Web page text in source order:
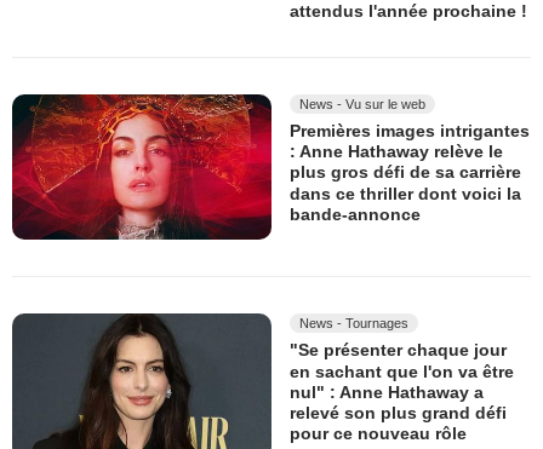
attendus l'année prochaine !
News - Vu sur le web
Premières images intrigantes
: Anne Hathaway relève le
plus gros défi de sa carrière
dans ce thriller dont voici la
bande-annonce
News - Tournages
"Se présenter chaque jour
en sachant que l'on va être
nul" : Anne Hathaway a
relevé son plus grand défi
pour ce nouveau rôle